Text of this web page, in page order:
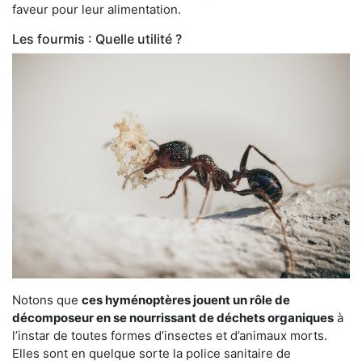
faveur pour leur alimentation.
Les fourmis : Quelle utilité ?
Notons que ces hyménoptères jouent un rôle de
décomposeur en se nourrissant de déchets organiques à
l’instar de toutes formes d’insectes et d’animaux morts.
Elles sont en quelque sorte la police sanitaire de